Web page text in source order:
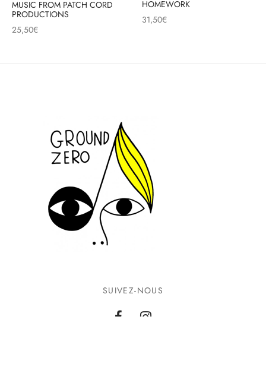
MUSIC FROM PATCH CORD
PRODUCTIONS
25,50€
HOMEWORK
31,50€
SUIVEZ-NOUS